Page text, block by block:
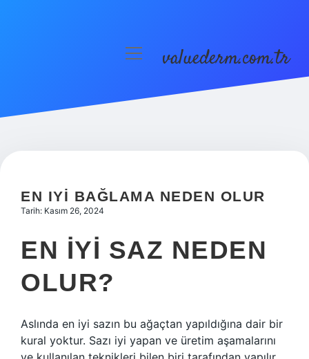
menüyüvaluederm.com.tr
EN IYI BAĞLAMA NEDEN OLUR
Tarih: Kasım 26, 2024
EN IYI SAZ NEDEN
OLUR?
Aslında en iyi sazın bu ağaçtan yapıldığına dair bir
kural yoktur. Sazı iyi yapan ve üretim aşamalarını